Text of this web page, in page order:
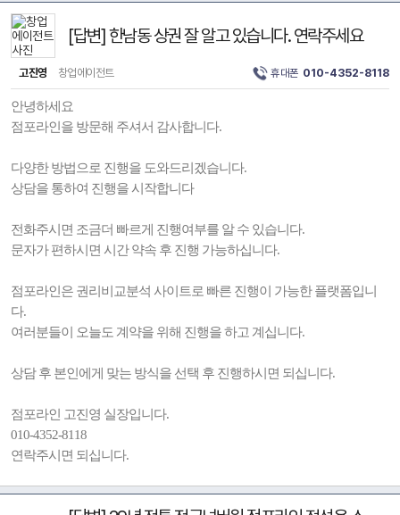
[답변] 한남동 상권 잘 알고 있습니다. 연락주세요
고진영 창업에이전트 휴대폰 010-4352-8118
안녕하세요
점포라인을 방문해 주셔서 감사합니다.
다양한 방법으로 진행을 도와드리겠습니다.
상담을 통하여 진행을 시작합니다
전화주시면 조금더 빠르게 진행여부를 알 수 있습니다.
문자가 편하시면 시간 약속 후 진행 가능하십니다.
점포라인은 권리비교분석 사이트로 빠른 진행이 가능한 플랫폼입니
다.
여러분들이 오늘도 계약을 위해 진행을 하고 계십니다.
상담 후 본인에게 맞는 방식을 선택 후 진행하시면 되십니다.
점포라인 고진영 실장입니다.
010-4352-8118
연락주시면 되십니다.